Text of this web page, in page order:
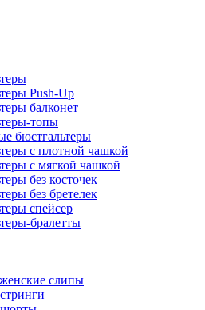
Push-Up
балконет
топы
бюстгальтеры
с плотной чашкой
с мягкой чашкой
без косточек
без бретелек
спейсер
бралетты
слипы